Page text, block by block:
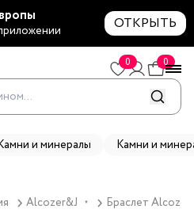
ОТКРЫТЬ
0 0
и минералы Камни и
Alcozer&J ▼ Браслет